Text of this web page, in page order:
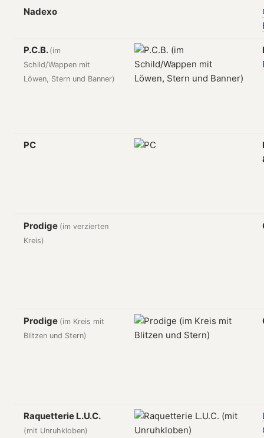
Nadexo
P.C.B. (im
Schild/Wappen mit
Löwen, Stern und Banner)
PC
Prodige (im verzierten
Kreis)
Prodige (im Kreis mit
Blitzen und Stern)
Raquetterie L.U.C.
(mit Unruhkloben)